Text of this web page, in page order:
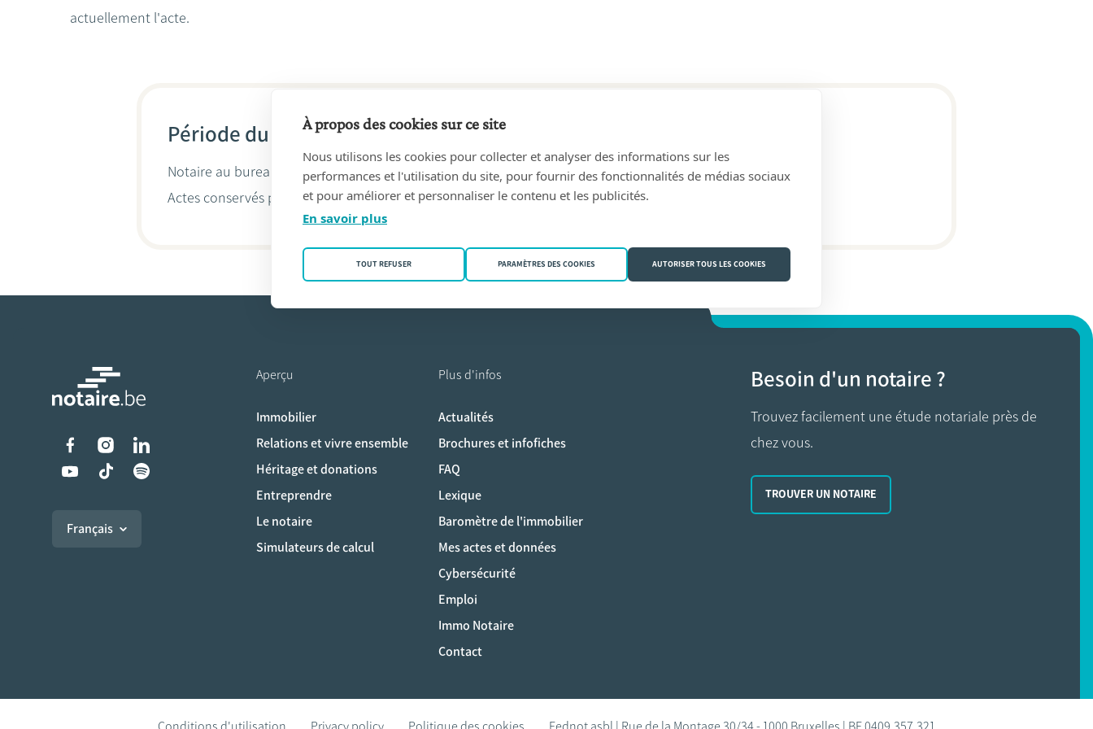
actuellement l'acte.
Période du 12/01/2018 au aujourd'hui
Notaire au bureau Stéphanie HACHEZ & Bruno PIRARD, Notaires associés(7060 Soignies)
Actes conservés par
Stéphanie Hachez
Liens vers les réseaux sociaux
Français
Aperçu
Immobilier
Relations et vivre ensemble
Héritage et donations
Entreprendre
Le notaire
Simulateurs de calcul
Plus d'infos
Actualités
Brochures et infofiches
FAQ
Lexique
Baromètre de l'immobilier
Mes actes et données
Cybersécurité
Emploi
Immo Notaire
Contact
Besoin d'un notaire ?
Trouvez facilement une étude notariale près de
chez vous.
TROUVER UN NOTAIRE
À propos des cookies sur ce site
Nous utilisons les cookies pour collecter et analyser des informations sur les
performances et l'utilisation du site, pour fournir des fonctionnalités de médias sociaux
et pour améliorer et personnaliser le contenu et les publicités.
En savoir plus
TOUT REFUSER PARAMÈTRES DES COOKIES AUTORISER TOUS LES COOKIES